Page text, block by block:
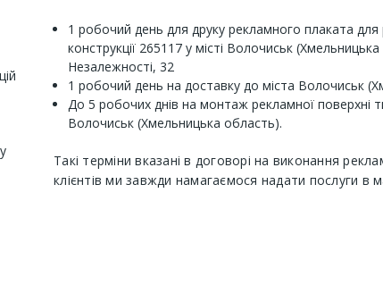
1 робочий день для друку рекламного плаката для
конструкції 265117 у місті Волочиськ
Незалежності, 32
1 робочий день на доставку до міста Волочиськ
До 5 робочих днів на монтаж рекламної поверхні
Волочиськ (Хмельницька область).
Такі терміни вказані в договорі на виконання
клієнтів ми завжди намагаємося надати послуги в